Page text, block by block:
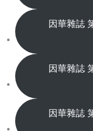
因華雜誌
因華雜誌
因華雜誌